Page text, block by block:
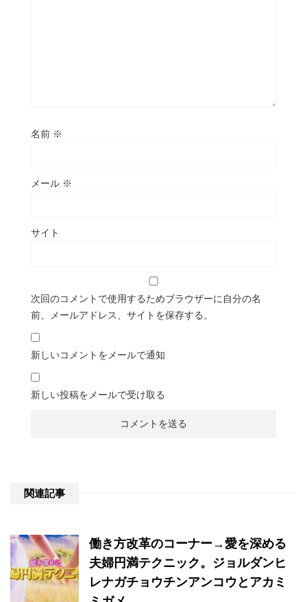
名前 ※
メール ※
サイト
次回のコメントで使用するためブラウザーに自分の名
前、メールアドレス、サイトを保存する。
新しいコメントをメールで通知
新しい投稿をメールで受け取る
関連記事
働き方改革のコーナー→愛を深める
夫婦円満テクニック。ジョルダンヒ
レナガチョウチンアンコウとアカミ